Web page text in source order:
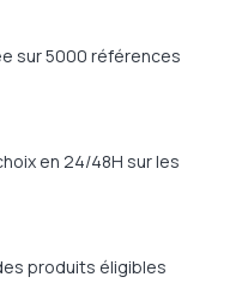
sur 5000 références
en 24/48H sur les
produits éligibles